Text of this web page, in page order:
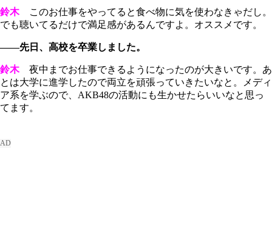
鈴木このお仕事をやってると食べ物に気を使わなきゃだし。
でも聴いてるだけで満足感があるんですよ。オススメです。
――先日、高校を卒業しました。
鈴木夜中までお仕事できるようになったのが大きいです。あ
とは大学に進学したので両立を頑張っていきたいなと。メディ
ア系を学ぶので、AKB48の活動にも生かせたらいいなと思っ
てます。